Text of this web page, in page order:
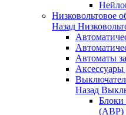
Низковольтовое
Назад
Автоматы
Назад
Блоки
(АВР)